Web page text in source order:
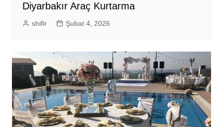
Diyarbakır Araç Kurtarma
shifir Şubat 4, 2026